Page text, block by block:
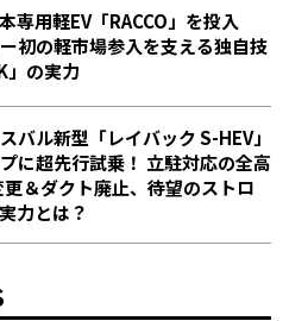
本専用軽EV「RACCO」を投入
初の軽市場参入を支える独自技
」の実力
バル新型「レイバック S-HEV」
に超先行試乗！ 立駐対応の全高
＆ダクト廃止、待望のストロ
力とは？